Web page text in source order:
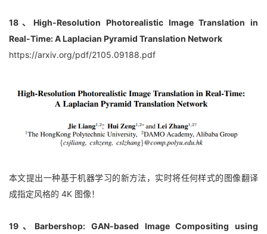
18、High-Resolution Photorealistic Image Translation in
Real-Time: A Laplacian Pyramid Translation Network
https://arxiv.org/pdf/2105.09188.pdf
本文提出一种基于机器学习的新方法，实时将任何样式的图像翻译
成指定风格的 4K 图像！
19、Barbershop: GAN-based Image Compositing using